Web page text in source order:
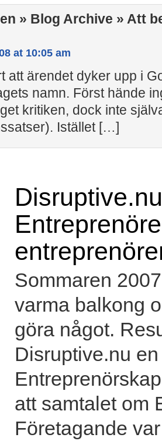
» Blog Archive » Att
at 10:05 am
att ärendet dyker upp i
namn. Först hände
kritiken, dock inte
Istället […]
Sommaren
varma balkong
göra något.
Disruptive.nu
att samtalet om
Företagande